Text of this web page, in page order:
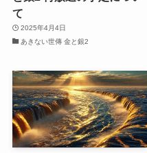
て
2025年4月4日
あきない世傳 金と銀2